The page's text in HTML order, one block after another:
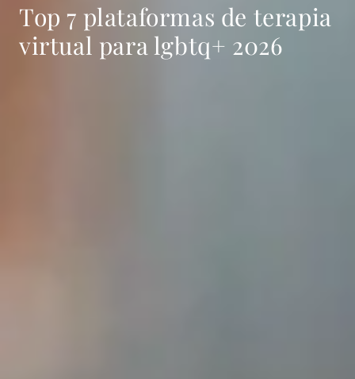
Top 7 plataformas de terapia
virtual para lgbtq+ 2026